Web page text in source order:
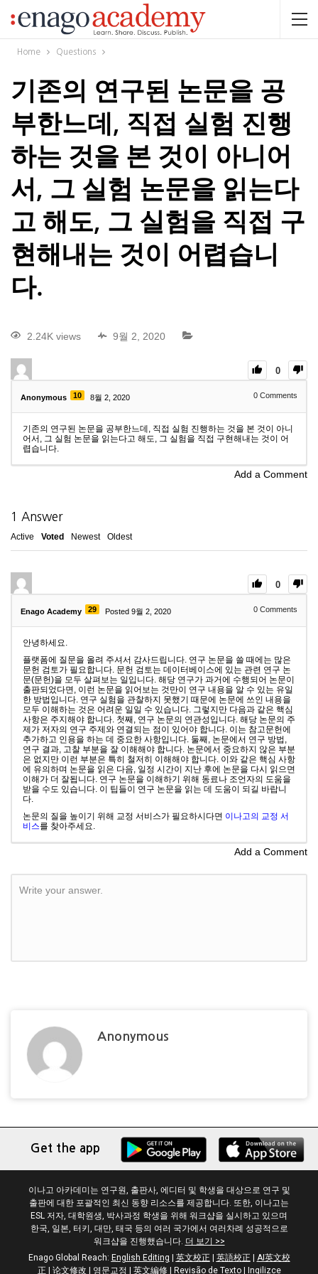
Home Questions
기존의 연구된 논문을 공
부한느데, 직접 실험 진행
하는 것을 본 것이 아니어
서, 그 실험 논문을 읽는다
고 해도, 그 실험을 직접 구
현해내는 것이 어렵습니
다.
2.24K views 9월 2, 2020
0
Anonymous 10 8월 2, 2020 0 Comments
기존의 연구된 논문을 공부한느데, 직접 실험 진행하는 것을 본 것이 아니
어서, 그 실험 논문을 읽는다고 해도, 그 실험을 직접 구현해내는 것이 어
렵습니다.
Add a Comment
1 Answer
Active Voted Newest Oldest
0
Enago Academy 29 Posted 9월 2, 2020 0 Comments
안녕하세요.
플랫폼에 질문을 올려 주셔서 감사드립니다. 연구 논문을 쓸 때에는 많은
문헌 검토가 필요합니다. 문헌 검토는 데이터베이스에 있는 관련 연구 논
문(문헌)을 모두 살펴보는 일입니다. 해당 연구가 과거에 수행되어 논문이
출판되었다면, 이런 논문을 읽어보는 것만이 연구 내용을 알 수 있는 유일
한 방법입니다. 연구 실험을 관찰하지 못했기 때문에 논문에 쓰인 내용을
모두 이해하는 것은 어려운 일일 수 있습니다. 그렇지만 다음과 같은 핵심
사항은 주지해야 합니다. 첫째, 연구 논문의 연관성입니다. 해당 논문의 주
제가 저자의 연구 주제와 연결되는 점이 있어야 합니다. 이는 참고문헌에
추가하고 인용을 하는 데 중요한 사항입니다. 둘째, 논문에서 연구 방법,
연구 결과, 고찰 부분을 잘 이해해야 합니다. 논문에서 중요하지 않은 부분
은 없지만 이런 부분은 특히 철저히 이해해야 합니다. 이와 같은 핵심 사항
에 유의하며 논문을 읽은 다음, 일정 시간이 지난 후에 논문을 다시 읽으면
이해가 더 잘됩니다. 연구 논문을 이해하기 위해 동료나 조언자의 도움을
받을 수도 있습니다. 이 팁들이 연구 논문을 읽는 데 도움이 되길 바랍니
다.
논문의 질을 높이기 위해 교정 서비스가 필요하시다면 이나고의 교정 서
비스를 찾아주세요.
Add a Comment
Write your answer.
Anonymous
Get the app
이나고 아카데미는 연구원, 출판사, 에디터 및 학생을 대상으로 연구 및
출판에 대한 포괄적인 최신 동향 리소스를 제공합니다. 또한, 이나고는
ESL 저자, 대학원생, 박사과정 학생을 위해 워크샵을 실시하고 있으며
한국, 일본, 터키, 대만, 태국 등의 여러 국가에서 여러차례 성공적으로
워크샵을 진행했습니다. 더 보기 >>
Enago Global Reach: English Editing 英文校正 英語校正
AI英文校
正
论文修改 영문교정 英文編修| Revisão de Texto| Ingilizce